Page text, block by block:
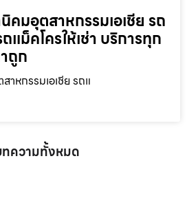
คมอุตสาหกรรมเอเชีย รถ
แม็คโครให้เช่า บริการทุก
ถูก
าหกรรมเอเชีย รถแ
ความทั้งหมด